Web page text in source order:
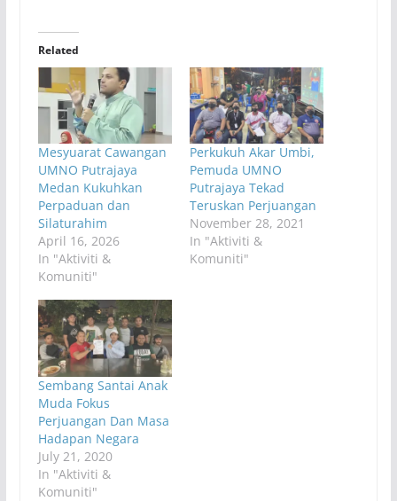
Related
Mesyuarat Cawangan
UMNO Putrajaya
Medan Kukuhkan
Perpaduan dan
Silaturahim
April 16, 2026
In "Aktiviti &
Komuniti"
Perkukuh Akar Umbi,
Pemuda UMNO
Putrajaya Tekad
Teruskan Perjuangan
November 28, 2021
In "Aktiviti &
Komuniti"
Sembang Santai Anak
Muda Fokus
Perjuangan Dan Masa
Hadapan Negara
July 21, 2020
In "Aktiviti &
Komuniti"